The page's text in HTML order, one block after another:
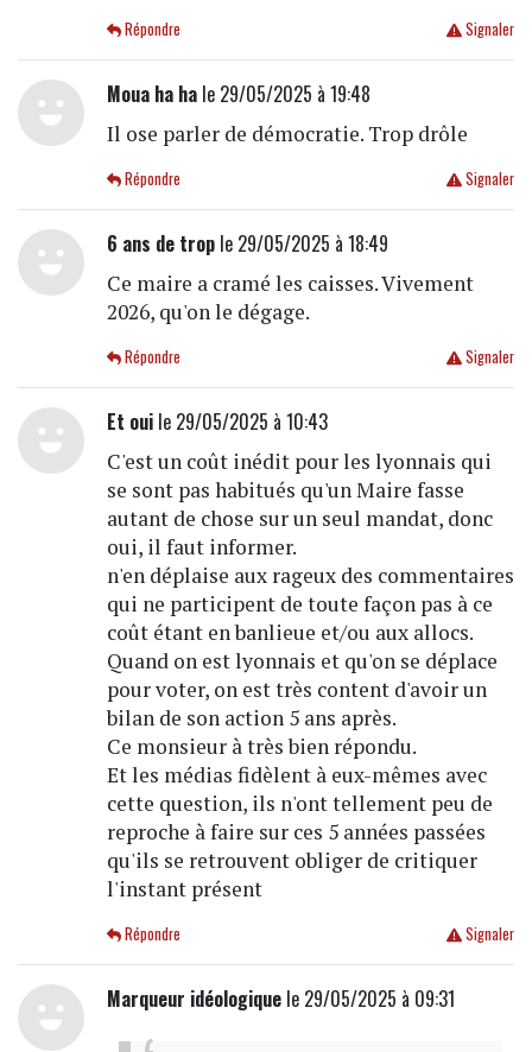
Signaler
Répondre
Moua ha hale 29/05/2025 à 19:48
Il ose parler de démocratie. Trop drôle
Signaler
Répondre
6 ans de trople 29/05/2025 à 18:49
Ce maire a cramé les caisses. Vivement
2026, qu'on le dégage.
Signaler
Répondre
Et ouile 29/05/2025 à 10:43
C'est un coût inédit pour les lyonnais qui
se sont pas habitués qu'un Maire fasse
autant de chose sur un seul mandat, donc
oui, il faut informer.
n'en déplaise aux rageux des commentaires
qui ne participent de toute façon pas à ce
coût étant en banlieue et/ou aux allocs.
Quand on est lyonnais et qu'on se déplace
pour voter, on est très content d'avoir un
bilan de son action 5 ans après.
Ce monsieur à très bien répondu.
Et les médias fidèlent à eux-mêmes avec
cette question, ils n'ont tellement peu de
reproche à faire sur ces 5 années passées
qu'ils se retrouvent obliger de critiquer
l'instant présent
Signaler
Répondre
Marqueur idéologiquele 29/05/2025 à 09:31